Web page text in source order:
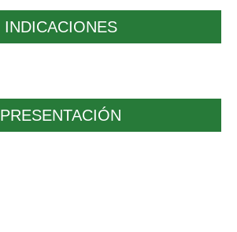
INDICACIONES
PRESENTACIÓN